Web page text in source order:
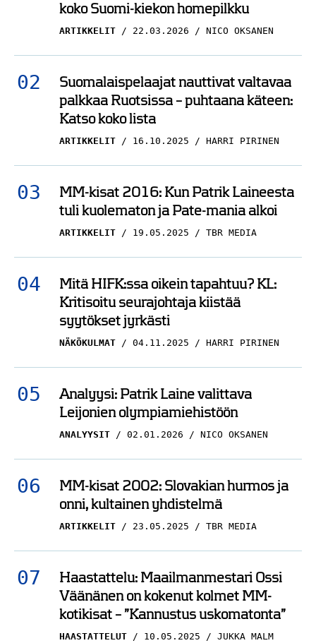
koko Suomi-kiekon homepilkku
ARTIKKELIT 22.03.2026 NICO OKSANEN
Suomalaispelaajat nauttivat valtavaa
palkkaa Ruotsissa – puhtaana käteen:
Katso koko lista
ARTIKKELIT 16.10.2025 HARRI PIRINEN
MM-kisat 2016: Kun Patrik Laineesta
tuli kuolematon ja Pate-mania alkoi
ARTIKKELIT 19.05.2025 TBR MEDIA
Mitä HIFK:ssa oikein tapahtuu? KL:
Kritisoitu seurajohtaja kiistää
syytökset jyrkästi
NÄKÖKULMAT 04.11.2025 HARRI PIRINEN
Analyysi: Patrik Laine valittava
Leijonien olympiamiehistöön
ANALYYSIT 02.01.2026 NICO OKSANEN
MM-kisat 2002: Slovakian hurmos ja
onni, kultainen yhdistelmä
ARTIKKELIT 23.05.2025 TBR MEDIA
Haastattelu: Maailmanmestari Ossi
Väänänen on kokenut kolmet MM-
kotikisat – ”Kannustus uskomatonta”
HAASTATTELUT 10.05.2025 JUKKA MALM